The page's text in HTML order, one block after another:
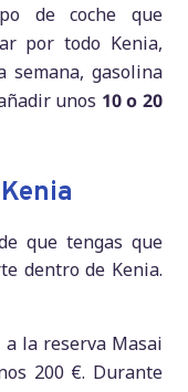
de coche que
por todo Kenia,
semana, gasolina
unos 10 o 20
que tengas que
dentro de Kenia.
la reserva Masai
200 €. Durante